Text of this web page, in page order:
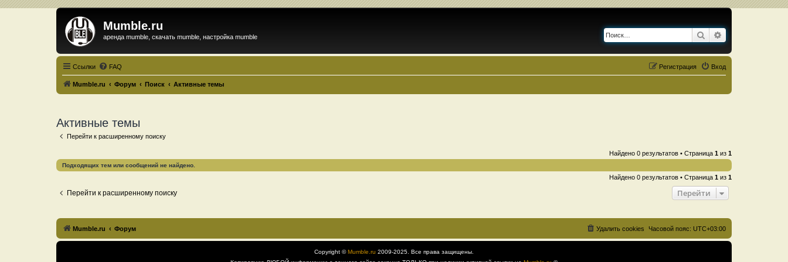
Mumble.ru
аренда mumble, скачать mumble, настройка mumble Поиск
Ссылки FAQ Вход
Регистрация
Mumble.ru Форум Поиск Активные темы
Активные темы
Перейти к расширенному поиску
Найдено 0 результатов • Страница 1 из 1
Подходящих тем или сообщений не найдено.
Найдено 0 результатов • Страница 1 из 1
Перейти к расширенному поиску Перейти
Mumble.ru Форум Часовой пояс: UTC+03:00
Удалить cookies
Copyright ©Mumble.ru 2009-2025. Все права защищены.